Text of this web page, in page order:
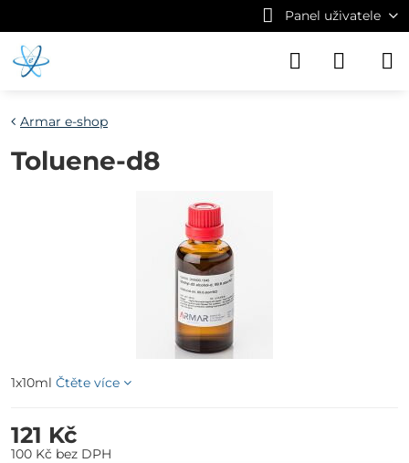
Panel uživatele
Armar e-shop
Toluene-d8
1x10ml Čtěte více
121 Kč
100 Kč bez DPH